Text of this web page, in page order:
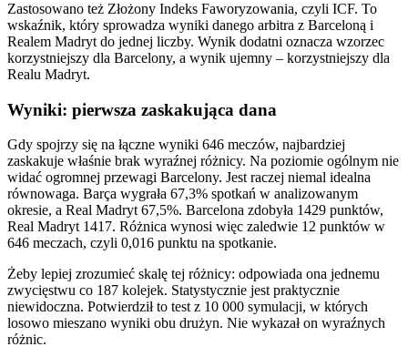
Zastosowano też Złożony Indeks Faworyzowania, czyli ICF. To
wskaźnik, który sprowadza wyniki danego arbitra z Barceloną i
Realem Madryt do jednej liczby. Wynik dodatni oznacza wzorzec
korzystniejszy dla Barcelony, a wynik ujemny – korzystniejszy dla
Realu Madryt.
Wyniki: pierwsza zaskakująca dana
Gdy spojrzy się na łączne wyniki 646 meczów, najbardziej
zaskakuje właśnie brak wyraźnej różnicy. Na poziomie ogólnym nie
widać ogromnej przewagi Barcelony. Jest raczej niemal idealna
równowaga. Barça wygrała 67,3% spotkań w analizowanym
okresie, a Real Madryt 67,5%. Barcelona zdobyła 1429 punktów,
Real Madryt 1417. Różnica wynosi więc zaledwie 12 punktów w
646 meczach, czyli 0,016 punktu na spotkanie.
Żeby lepiej zrozumieć skalę tej różnicy: odpowiada ona jednemu
zwycięstwu co 187 kolejek. Statystycznie jest praktycznie
niewidoczna. Potwierdził to test z 10 000 symulacji, w których
losowo mieszano wyniki obu drużyn. Nie wykazał on wyraźnych
różnic.